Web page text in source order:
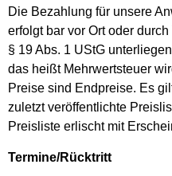
Die Bezahlung für unsere
erfolgt bar vor Ort oder
§ 19 Abs. 1 UStG
das heißt Mehrwertsteuer
Preise sind Endpreise. Es
zuletzt veröffentlichte
Preisliste erlischt mit
Termine/Rücktritt